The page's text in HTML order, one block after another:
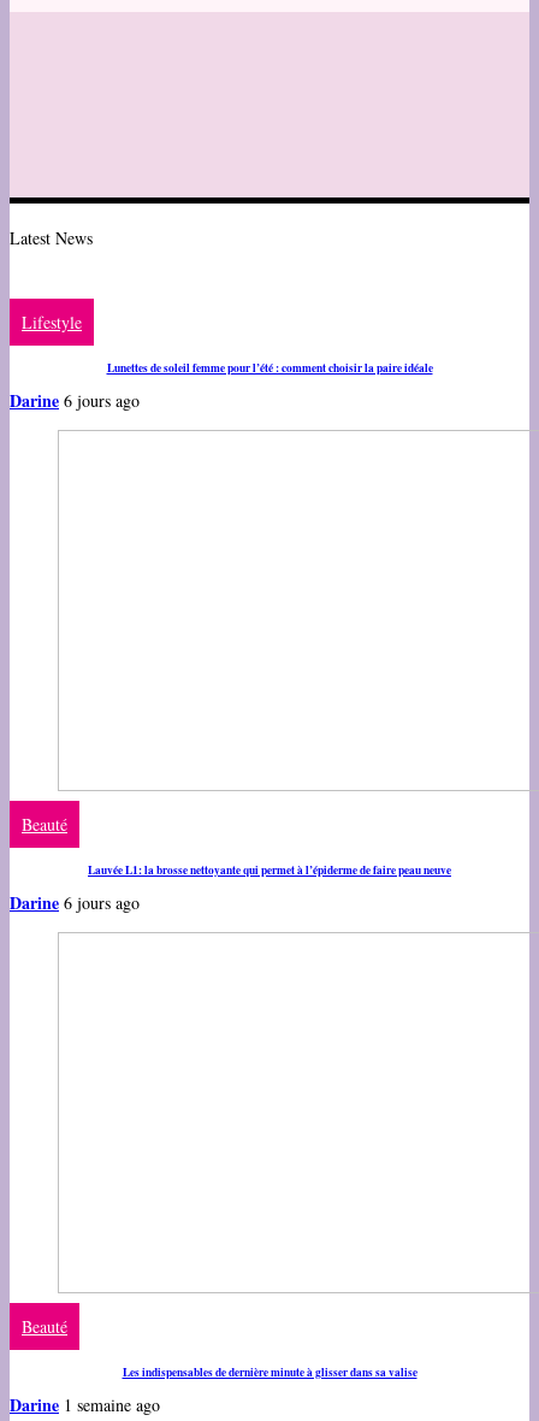
Latest News
Lifestyle
Lunettes de soleil femme pour l’été : comment choisir la paire idéale
Darine 6 jours ago
Beauté
Lauvée L1: la brosse nettoyante qui permet à l’épiderme de faire peau neuve
Darine 6 jours ago
Beauté
Les indispensables de dernière minute à glisser dans sa valise
Darine 1 semaine ago